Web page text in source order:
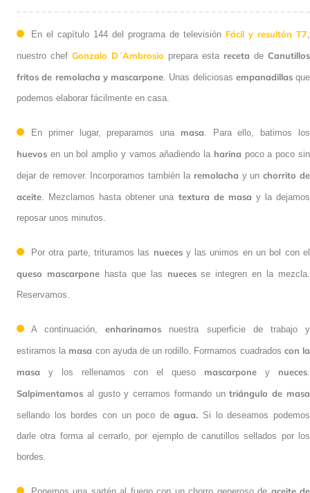
En el capítulo 144 del programa de televisión Fácil y resultón T7,
nuestro chef Gonzalo D´Ambrosio prepara esta receta de Canutillos
fritos de remolacha y mascarpone. Unas deliciosas empanadillasque
podemos elaborar fácilmente en casa.
En primer lugar, preparamos una masa. Para ello, batimos los
huevos en un bol amplio y vamos añadiendo la harina poco a poco sin
dejar de remover. Incorporamos también la remolacha y unchorrito de
aceite. Mezclamos hasta obtener una textura de masa y la dejamos
reposar unos minutos.
Por otra parte, trituramos las nuecesy las unimos en un bol con el
queso mascarponehasta que las nuecesse integren en la mezcla.
Reservamos.
A continuación,enharinamos nuestra superficie de trabajo y
estiramos la masa con ayuda de un rodillo. Formamos cuadrados con la
masa y los rellenamos con el queso mascarpone y nueces.
Salpimentamos al gusto y cerramos formando untriángulo de masa
sellando los bordes con un poco deagua. Si lo deseamos podemos
darle otra forma al cerrarlo, por ejemplo de canutillos sellados por los
bordes.